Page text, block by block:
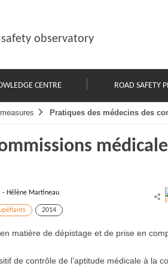
observatory
CENTRE ROAD SAFETY
Pratiques des médecins des
- Hélène Martineau
2014
matière de dépistage et de prise en
de contrôle de l’aptitude médicale à la